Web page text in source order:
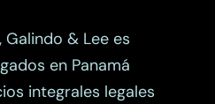
& Lee es
en Panamá
integrales legales